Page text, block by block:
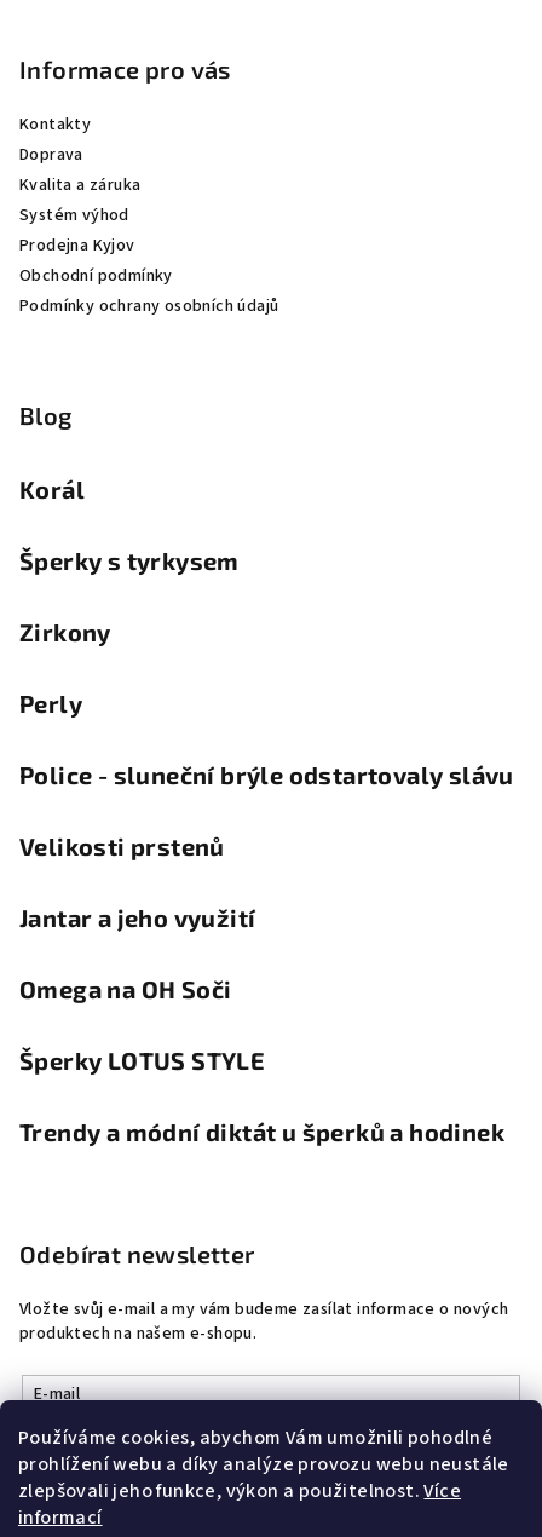
Používáme cookies, abychom Vám umožnili pohodlné
prohlížení webu a díky analýze provozu webu neustále
zlepšovali jeho funkce, výkon a použitelnost.Více
informací
Informace pro vás
Kontakty
Doprava
Kvalita a záruka
Systém výhod
Prodejna Kyjov
Obchodní podmínky
Podmínky ochrany osobních údajů
Blog
Korál
Šperky s tyrkysem
Zirkony
Perly
Police - sluneční brýle odstartovaly slávu
Velikosti prstenů
Jantar a jeho využití
Omega na OH Soči
Šperky LOTUS STYLE
Trendy a módní diktát u šperků a hodinek
Odebírat newsletter
Vložte svůj e-mail a my vám budeme zasílat informace o nových
produktech na našem e-shopu.
E-mail
Vložením e-mailu souhlasíte spodmínkami ochrany osobních
údajů